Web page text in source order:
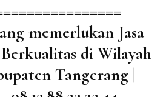
memerlukan Jasa
di Wilayah
Tangerang |